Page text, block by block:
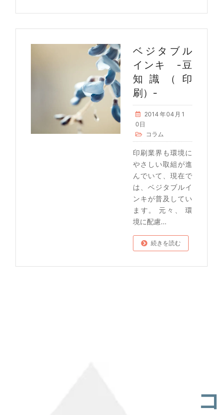
ベジタブル
インキ -豆
知識（印
刷）-
2014年04月1
0日
コラム
印刷業界も環境に
やさしい取組が進
んでいて、現在で
は、ベジタブルイ
ンキが普及してい
ます。 元々、 環
境に配慮…
続きを読む